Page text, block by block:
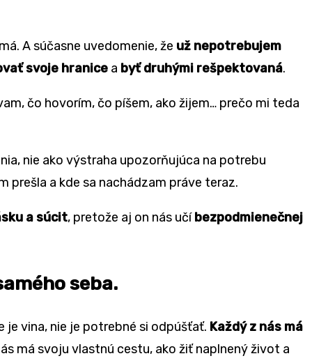
A súčasne uvedomenie, že už nepotrebujem
svoje hranice a byť druhými rešpektovaná.
čo hovorím, čo píšem, ako žijem… prečo mi teda
nie ako výstraha upozorňujúca na potrebu
prešla a kde sa nachádzam práve teraz.
a súcit, pretože aj on nás učíbezpodmienečnej
seba.
je vina, nie je potrebné si odpúšťať. Každý z nás má
má svoju vlastnú cestu, ako žiť naplnený život a